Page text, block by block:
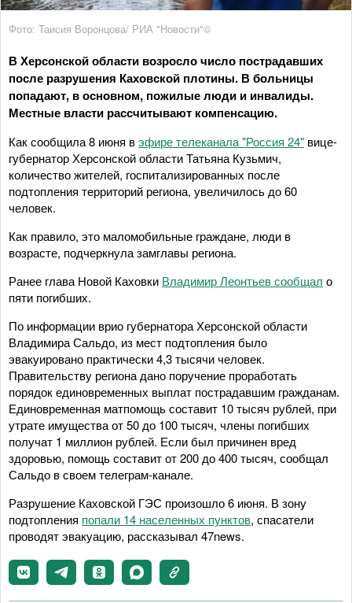
Фото: Таисия Воронцова/ РИА "Новости"©
В Херсонской области возросло число пострадавших
после разрушения Каховской плотины. В больницы
попадают, в основном, пожилые люди и инвалиды.
Местные власти рассчитывают компенсацию.
Как сообщила 8 июня вэфире телеканала "Россия 24" вице-
губернатор Херсонской области Татьяна Кузьмич,
количество жителей, госпитализированных после
подтопления территорий региона, увеличилось до 60
человек.
Как правило, это маломобильные граждане, люди в
возрасте, подчеркнула замглавы региона.
Ранее глава Новой Каховки Владимир Леонтьев сообщал о
пяти погибших.
По информации врио губернатора Херсонской области
Владимира Сальдо, из мест подтопления было
эвакуировано практически 4,3 тысячи человек.
Правительству региона дано поручение проработать
порядок единовременных выплат пострадавшим гражданам.
Единовременная матпомощь составит 10 тысяч рублей, при
утрате имущества от 50 до 100 тысяч, члены погибших
получат 1 миллион рублей. Если был причинен вред
здоровью, помощь составит от 200 до 400 тысяч, сообщал
Сальдо в своем телеграм-канале.
Разрушение Каховской ГЭС произошло 6 июня. В зону
подтопления попали 14 населенных пунктов, спасатели
проводят эвакуацию, рассказывал 47news.